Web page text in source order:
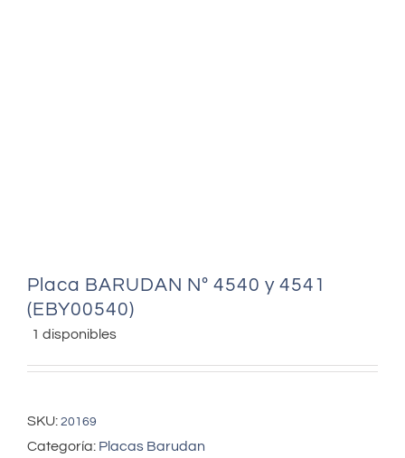
Placa BARUDAN Nº 4540 y 4541
(EBY00540)
1 disponibles
SKU: 20169
Categoría: Placas Barudan